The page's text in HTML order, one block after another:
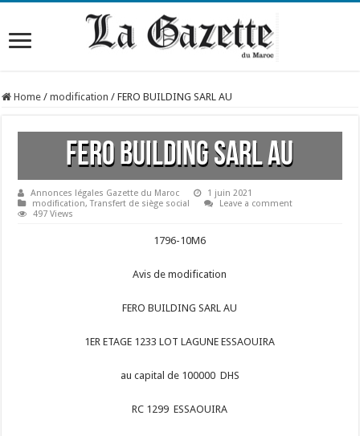
Home / modification / FERO BUILDING SARL AU
FERO BUILDING SARL AU
Annonces légales Gazette du Maroc
1 juin 2021
modification,Transfert de siège social
Leave a comment
497 Views
1796-10M6
Avis de modification
FERO BUILDING SARL AU
1ER ETAGE 1233 LOT LAGUNE ESSAOUIRA
au capital de 100000 DHS
RC 1299 ESSAOUIRA